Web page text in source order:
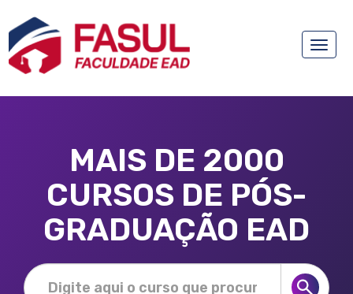
Toggle
MAIS DE 2000
CURSOS DE PÓS-
GRADUAÇÃO EAD